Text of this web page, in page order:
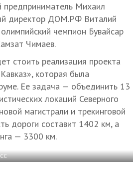
предприниматель Михаил
директор ДОМ.РФ Виталий
чемпион Бувайсар
Чимаев.
стоить реализация проекта
которая была
Ее задача — объединить 13
локаций Северного
магистрали и трекинговой
дороги составит 1402 км, а
— 3300 км.